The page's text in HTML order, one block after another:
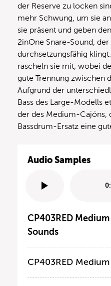
der Reserve zu locken
mehr Schwung, um sie
sie präsent und geben
2inOne Snare-Sound,
durchsetzungsfähig
rascheln sie mit, wobei
gute Trennung zwischen
Aufgrund der
Bass des Large-Modells
der des Medium-Cajóns,
Bassdrum-Ersatz eine
Audio Samples
CP403RED
Sounds
CP403RED